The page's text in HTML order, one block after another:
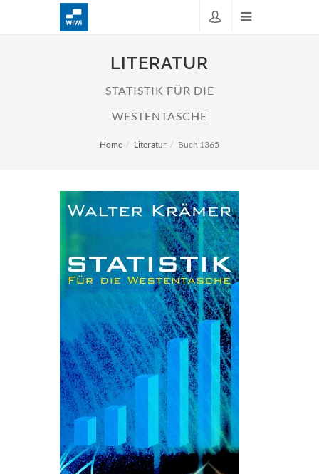
LITERATUR
STATISTIK FÜR DIE
WESTENTASCHE
Home Literatur Buch 1365